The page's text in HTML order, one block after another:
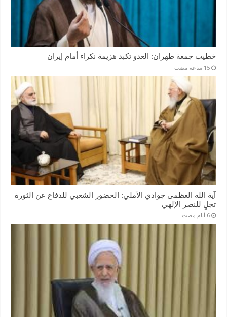
خطيب جمعة طهران: العدو تكبد هزيمة نكراء أمام إيران
‏15 ساعة مضت
آية الله العظمى جوادي الآملي: الحضور الشعبي للدفاع عن الثورة
تجلٍ للنصر الإلهي
‏6 أيام مضت